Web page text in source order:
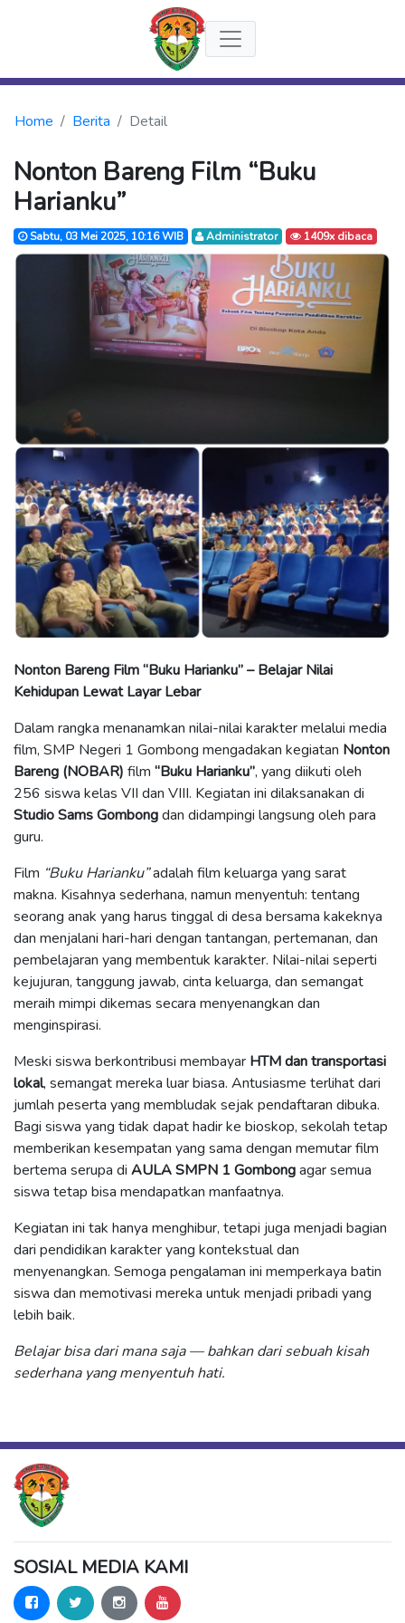
Home Berita Detail
Nonton Bareng Film “Buku
Harianku”
Sabtu, 03 Mei 2025, 10:16 WIB Administrator 1409x dibaca
Nonton Bareng Film “Buku Harianku” – Belajar Nilai
Kehidupan Lewat Layar Lebar
Dalam rangka menanamkan nilai-nilai karakter melalui media
film, SMP Negeri 1 Gombong mengadakan kegiatan Nonton
Bareng (NOBAR) film “Buku Harianku”, yang diikuti oleh
256 siswa kelas VII dan VIII. Kegiatan ini dilaksanakan di
Studio Sams Gombongdan didampingi langsung oleh para
guru.
Film “Buku Harianku”adalah film keluarga yang sarat
makna. Kisahnya sederhana, namun menyentuh: tentang
seorang anak yang harus tinggal di desa bersama kakeknya
dan menjalani hari-hari dengan tantangan, pertemanan, dan
pembelajaran yang membentuk karakter. Nilai-nilai seperti
kejujuran, tanggung jawab, cinta keluarga, dan semangat
meraih mimpi dikemas secara menyenangkan dan
menginspirasi.
Meski siswa berkontribusi membayar HTM dan transportasi
lokal, semangat mereka luar biasa. Antusiasme terlihat dari
jumlah peserta yang membludak sejak pendaftaran dibuka.
Bagi siswa yang tidak dapat hadir ke bioskop, sekolah tetap
memberikan kesempatan yang sama dengan memutar film
bertema serupa di AULA SMPN 1 Gombongagar semua
siswa tetap bisa mendapatkan manfaatnya.
Kegiatan ini tak hanya menghibur, tetapi juga menjadi bagian
dari pendidikan karakter yang kontekstual dan
menyenangkan. Semoga pengalaman ini memperkaya batin
siswa dan memotivasi mereka untuk menjadi pribadi yang
lebih baik.
Belajar bisa dari mana saja — bahkan dari sebuah kisah
sederhana yang menyentuh hati.
SOSIAL MEDIA KAMI